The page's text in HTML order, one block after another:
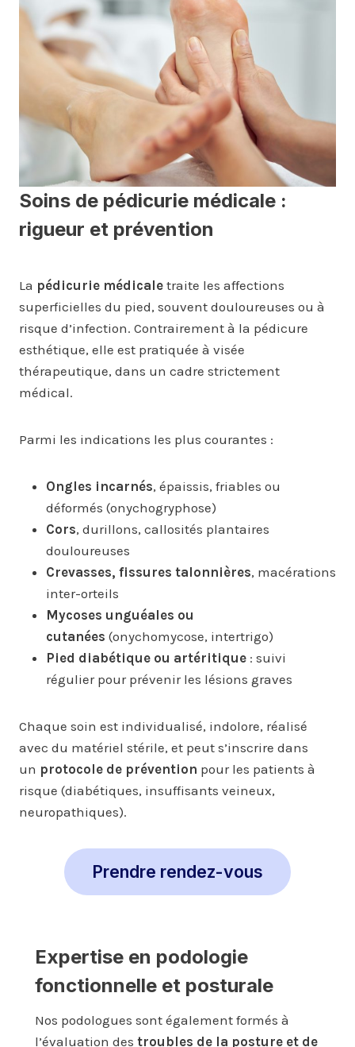
Soins de pédicurie médicale :
rigueur et prévention
La pédicurie médicale traite les affections
superficielles du pied, souvent douloureuses ou à
risque d’infection. Contrairement à la pédicure
esthétique, elle est pratiquée à visée
thérapeutique, dans un cadre strictement
médical.
Parmi les indications les plus courantes :
Ongles incarnés, épaissis, friables ou
déformés (onychogryphose)
Cors, durillons, callosités plantaires
douloureuses
Crevasses, fissures talonnières, macérations
inter-orteils
Mycoses unguéales ou
cutanées (onychomycose, intertrigo)
Pied diabétique ou artéritique : suivi
régulier pour prévenir les lésions graves
Chaque soin est individualisé, indolore, réalisé
avec du matériel stérile, et peut s’inscrire dans
un protocole de prévention pour les patients à
risque (diabétiques, insuffisants veineux,
neuropathiques).
Prendre rendez-vous
Expertise en podologie
fonctionnelle et posturale
Nos podologues sont également formés à
l’évaluation des troubles de la posture et de